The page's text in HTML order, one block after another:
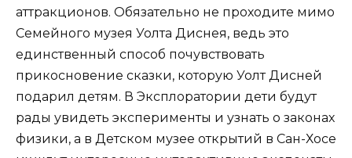
аттракционов. Обязательно не проходите мимо
Семейного музея Уолта Диснея, ведь это
единственный способ почувствовать
прикосновение сказки, которую Уолт Дисней
подарил детям. В Эксплоратории дети будут
рады увидеть эксперименты и узнать о законах
физики, а в Детском музее открытий в Сан-Хосе